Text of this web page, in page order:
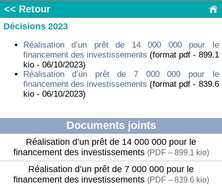
<< Retour
Décisions 2023
Réalisation d’un prêt de 14 000 000 pour le
financement des investissements (format pdf - 899.1
kio - 06/10/2023)
Réalisation d’un prêt de 7 000 000 pour le
financement des investissements (format pdf - 839.6
kio - 06/10/2023)
Documents joints
Réalisation d’un prêt de 14 000 000 pour le
financement des investissements (PDF – 899.1 kio)
Réalisation d’un prêt de 7 000 000 pour le
financement des investissements (PDF – 839.6 kio)